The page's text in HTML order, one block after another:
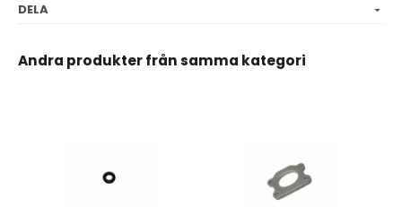
DELA
Andra produkter från samma kategori